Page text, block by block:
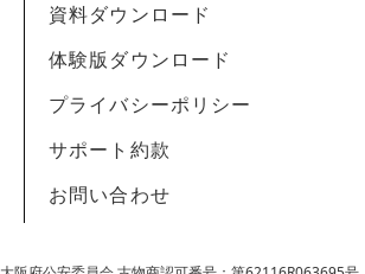
資料ダウンロード
体験版ダウンロード
プライバシーポリシー
サポート約款
お問い合わせ